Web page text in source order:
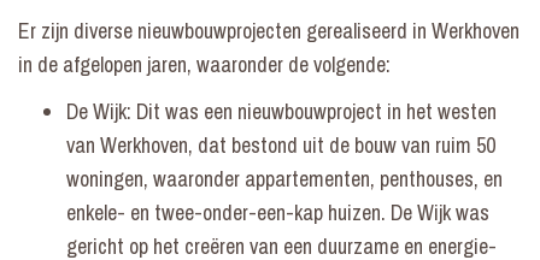
Er zijn diverse nieuwbouwprojecten gerealiseerd in Werkhoven
in de afgelopen jaren, waaronder de volgende:
De Wijk: Dit was een nieuwbouwproject in het westen
van Werkhoven, dat bestond uit de bouw van ruim 50
woningen, waaronder appartementen, penthouses, en
enkele- en twee-onder-een-kap huizen. De Wijk was
gericht op het creëren van een duurzame en energie-